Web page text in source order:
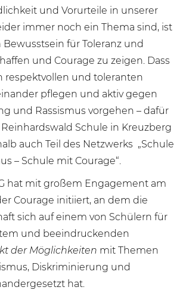
und Vorurteile in unserer
immer noch ein Thema sind, ist
für Toleranz und
und Courage zu zeigen. Dass
respektvollen und toleranten
pflegen und aktiv gegen
und Rassismus vorgehen – dafür
Schule in Kreuzberg
auch Teil des Netzwerks „Schule
– Schule mit Courage“.
hat mit großem Engagement am
Courage initiiert, an dem die
sich auf einem von Schülern für
und beeindruckenden
der Möglichkeiten mit Themen
Diskriminierung und
hat.